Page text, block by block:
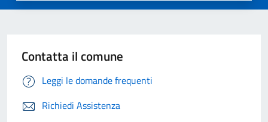
Contatta il comune
Leggi le domande frequenti
Richiedi Assistenza